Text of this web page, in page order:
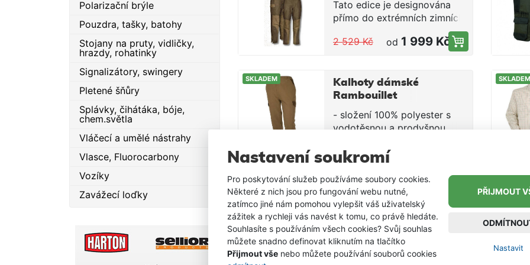
Nastavení soukromí
Pro poskytování služeb používáme soubory cookies.
Některé z nich jsou pro fungování webu nutné,
zatímco jiné nám pomohou vylepšit váš uživatelský
zážitek a rychleji vás navést k tomu, co právě hledáte.
Souhlasíte s používáním všech cookies? Svůj souhlas
můžete snadno definovat kliknutím na tlačítko
Přijmout vše nebo můžete používání souborů cookies
PŘIJMOUT
Nastavit
Polarizační brýle
Pouzdra, tašky, batohy
Stojany na pruty, vidličky,
hrazdy, rohatinky
Signalizátory, swingery
Pletené šňůry
Splávky, čihátáka, bóje,
chem.světla
Vláčecí a umělé nástrahy
Vlasce, Fluorocarbony
Vozíky
Zavážecí loďky
různé velikosti
Tato edice je designována
přímo do extrémních zimních
2 529 Kč
od 1 999 Kč
SKLADEM
Kalhoty dámské
Rambouillet
PERCUSSION
- složení 100% polyester s
vodotěsnou a prodyšnou
semišové detaily, gravírované
kapsy na nůž- neklouzavý
elastický pas- zipy na
kotnících
od
SKLADEM
SKLADEM
Kalhoty Tradition
PERCUSSION
- pro mírné a suché počasí -
složení 65% polyester, 35%
bavlna - 6 kapes, kapsička na
929 Kč 599 Kč
SKLADEM